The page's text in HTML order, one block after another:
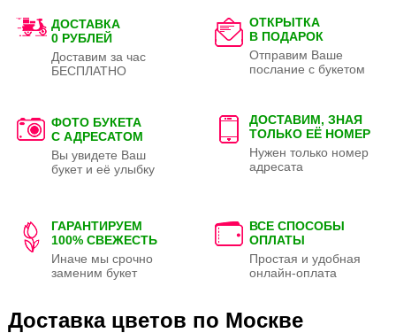
ДОСТАВКА
0 РУБЛЕЙ
Доставим за час
БЕСПЛАТНО
ОТКРЫТКА
В ПОДАРОК
Отправим Ваше
послание с букетом
ФОТО БУКЕТА
С АДРЕСАТОМ
Вы увидете Ваш
букет и её улыбку
ДОСТАВИМ, ЗНАЯ
ТОЛЬКО ЕЁ НОМЕР
Нужен только номер
адресата
ГАРАНТИРУЕМ
100% СВЕЖЕСТЬ
Иначе мы срочно
заменим букет
ВСЕ СПОСОБЫ
ОПЛАТЫ
Простая и удобная
онлайн-оплата
Доставка цветов по Москве